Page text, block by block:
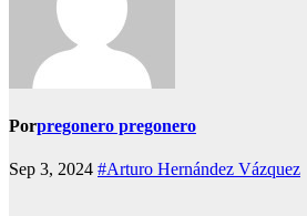
Porpregonero pregonero
Sep 3, 2024 #Arturo Hernández Vázquez